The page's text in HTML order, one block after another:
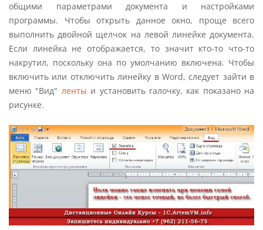
общими параметрами документа и настройками
программы. Чтобы открыть данное окно, проще всего
выполнить двойной щелчок на левой линейке документа.
Если линейка не отображается, то значит кто-то что-то
накрутил, поскольку она по умолчанию включена. Чтобы
включить или отключить линейку в Word, следует зайти в
меню "Вид" ленты и установить галочку, как показано на
рисунке.